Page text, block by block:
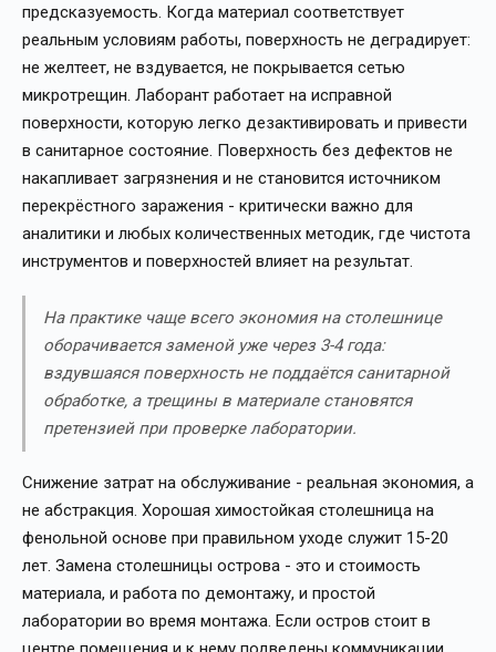
предсказуемость. Когда материал соответствует
реальным условиям работы, поверхность не деградирует:
не желтеет, не вздувается, не покрывается сетью
микротрещин. Лаборант работает на исправной
поверхности, которую легко дезактивировать и привести
в санитарное состояние. Поверхность без дефектов не
накапливает загрязнения и не становится источником
перекрёстного заражения - критически важно для
аналитики и любых количественных методик, где чистота
инструментов и поверхностей влияет на результат.
На практике чаще всего экономия на столешнице
оборачивается заменой уже через 3-4 года:
вздувшаяся поверхность не поддаётся санитарной
обработке, а трещины в материале становятся
претензией при проверке лаборатории.
Снижение затрат на обслуживание - реальная экономия, а
не абстракция. Хорошая химостойкая столешница на
фенольной основе при правильном уходе служит 15-20
лет. Замена столешницы острова - это и стоимость
материала, и работа по демонтажу, и простой
лаборатории во время монтажа. Если остров стоит в